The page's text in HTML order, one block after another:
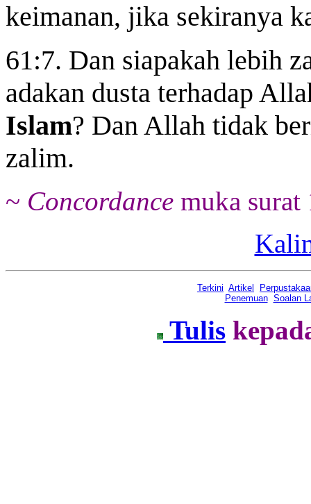
keimanan, jika sekiranya
61:7. Dan siapakah lebih
adakan dusta terhadap
Islam? Dan Allah tidak
zalim.
~ Concordance muka surat
Terkini Artikel
Penemuan Soalan
Tulis